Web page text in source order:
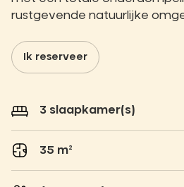
rustgevende natuurlijke
Ik reserveer
3 slaapkamer(s)
35 m²